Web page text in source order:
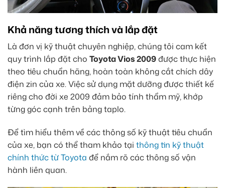
Khả năng tương thích và lắp đặt
Là đơn vị kỹ thuật chuyên nghiệp, chúng tôi cam kết
quy trình lắp đặt cho Toyota Vios 2009được thực hiện
theo tiêu chuẩn hãng, hoàn toàn không cắt chích dây
điện zin của xe. Việc sử dụng mặt dưỡng được thiết kế
riêng cho đời xe 2009 đảm bảo tính thẩm mỹ, khớp
từng góc cạnh trên bảng taplo.
Để tìm hiểu thêm về các thông số kỹ thuật tiêu chuẩn
của xe, bạn có thể tham khảo tại thông tin kỹ thuật
chính thức từ Toyota để nắm rõ các thông số vận
hành liên quan.